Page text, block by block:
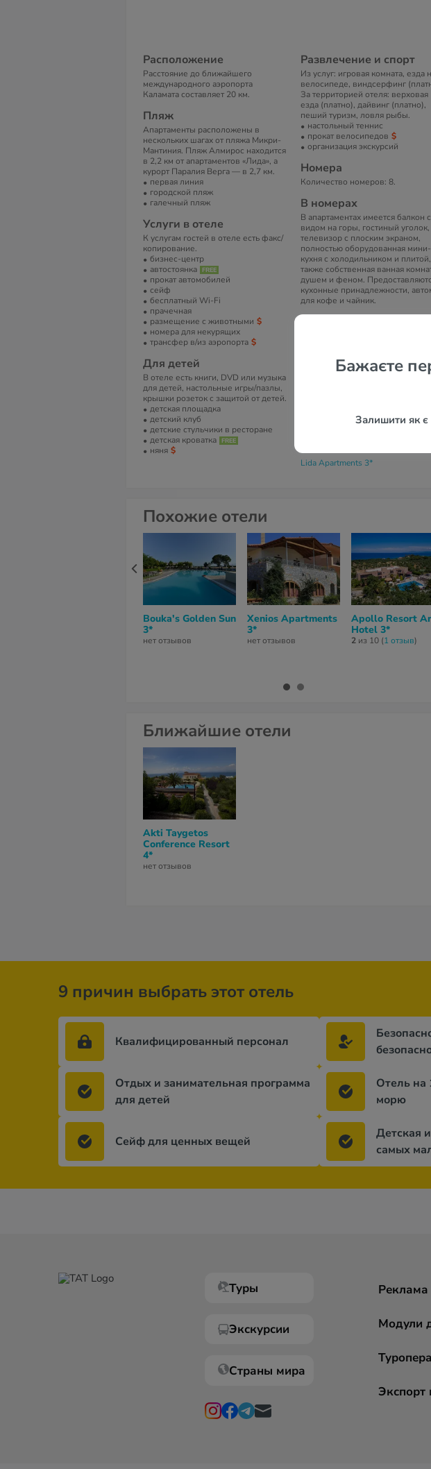
Бажаєте
Залишити як є
Расположение
Расстояние до ближайшего
международного аэропорта
Каламата составляет 20 км.
Пляж
Апартаменты расположены в
нескольких шагах от пляжа Микри-
Мантиния. Пляж Алмирос находится
в 2,2 км от апартаментов «Лида», а
курорт Паралия Верга — в 2,7 км.
первая линия
городской пляж
галечный пляж
Услуги в отеле
К услугам гостей в отеле есть факс/
копирование.
бизнес-центр
автостоянка
прокат автомобилей
сейф
бесплатный Wi-Fi
прачечная
размещение с животными
номера для некурящих
трансфер в/из аэропорта
Для детей
В отеле есть книги, DVD или музыка
для детей, настольные игры/пазлы,
крышки розеток с защитой от детей.
детская площадка
детский клуб
детские стульчики в ресторане
детская кроватка
няня
Развлечение и спорт
Из услуг: игровая комната, езда
велосипеде, виндсерфинг
За территорией отеля: верховая
езда (платно), дайвинг (платно),
пеший туризм, ловля рыбы.
настольный теннис
прокат велосипедов
организация экскурсий
Номера
Количество номеров: 8.
В номерах
В апартаментах имеется балкон с
видом на горы, гостиный уголок,
телевизор с плоским экраном,
полностью оборудованная мини-
кухня с холодильником и
также собственная ванная
душем и феном.
кухонные принадлежности,
для кофе и чайник.
Телефоны
melex72@gmail.com
Сайт
Lida Apartments 3*
Похожие отели
Bouka's Golden Sun
3*
нет отзывов
Xenios Apartments
3*
нет отзывов
Apollo Resort
Hotel 3*
2 из 10 (1 отзыв)
Ближайшие отели
Akti Taygetos
Conference Resort
4*
нет отзывов
9 причин выбрать этот отель
Квалифицированный персонал
Отдых и занимательная программа
для детей
Отель на
морю
Сейф для ценных вещей
Детская
самых
Туры
Экскурсии
Страны мира
Реклама
Модули